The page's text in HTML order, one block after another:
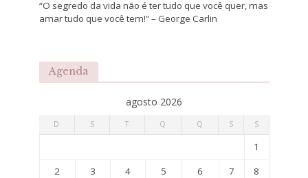
“O segredo da vida não é ter tudo que você quer, mas
amar tudo que você tem!” – George Carlin
Agenda
agosto 2026
D S T Q Q S S
1
2
3 4 5 6 7
8